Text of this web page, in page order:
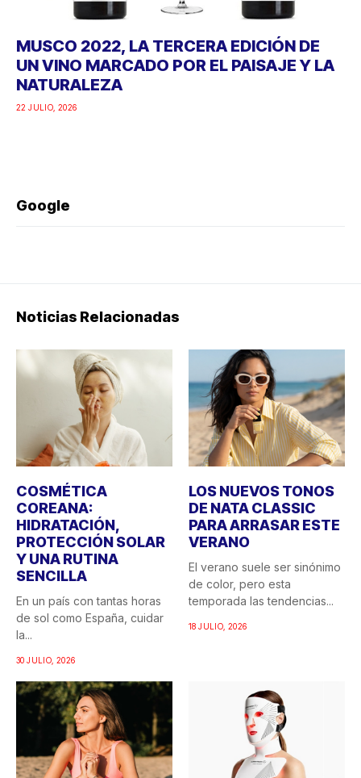
MUSCO 2022, LA TERCERA EDICIÓN DE
UN VINO MARCADO POR EL PAISAJE Y LA
NATURALEZA
22 JULIO, 2026
Google
Noticias Relacionadas
COSMÉTICA
COREANA:
HIDRATACIÓN,
PROTECCIÓN SOLAR
Y UNA RUTINA
SENCILLA
En un país con tantas horas
de sol como España, cuidar
la...
30 JULIO, 2026
LOS NUEVOS TONOS
DE NATA CLASSIC
PARA ARRASAR ESTE
VERANO
El verano suele ser sinónimo
de color, pero esta
temporada las tendencias...
18 JULIO, 2026